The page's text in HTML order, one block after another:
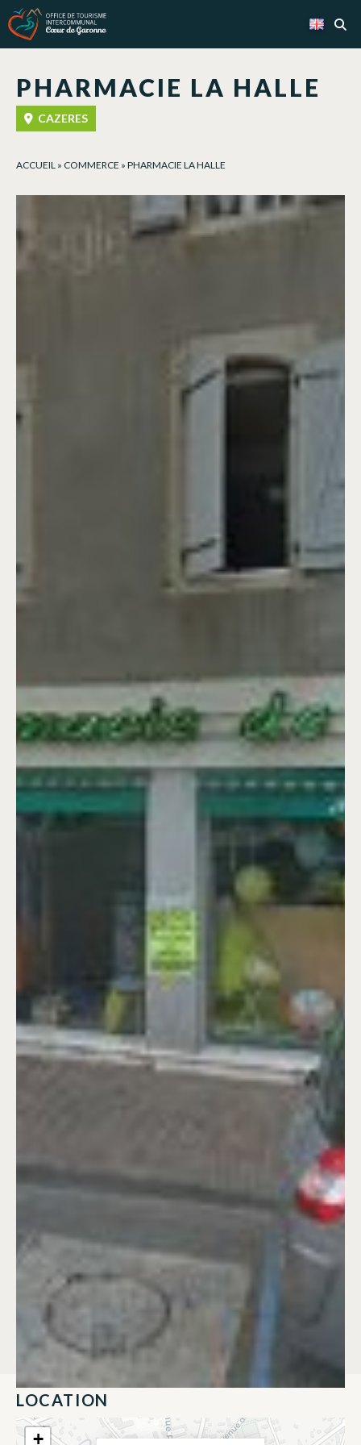
PHARMACIE LA HALLE
CAZERES
ACCUEIL » COMMERCE » PHARMACIE LA HALLE
LOCATION
+
Cookies management panel